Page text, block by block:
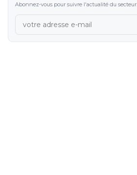
Abonnez-vous pour suivre l'actualité du secteur.